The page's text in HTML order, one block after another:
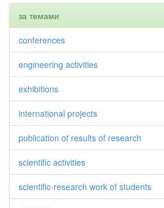
за темами
conferences
engineering activities
exhibitions
international projects
publication of results of research
scientific activities
scientific-research work of students